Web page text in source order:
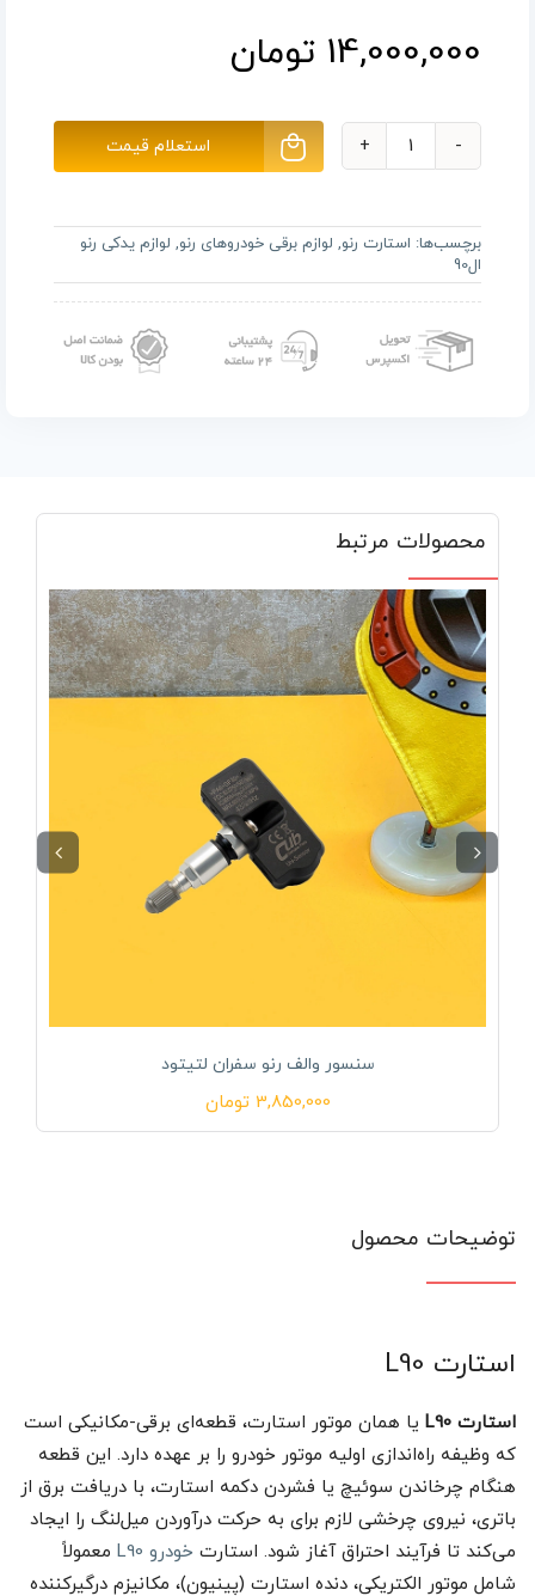
14,000,000 تومان
عدد
استعلام قیمت
برچسب‌ها: استارت رنو, لوازم برقی خودروهای رنو, لوازم یدکی رنو
ال90
محصولات مرتبط
سنسور والف رنو سفران لتیتود
3,850,000 تومان
توضیحات محصول
استارت L90
استارت L90
یا همان موتور استارت، قطعه‌ای برقی-مکانیکی است
که وظیفه راه‌اندازی اولیه موتور خودرو را بر عهده دارد. این قطعه
هنگام چرخاندن سوئیچ یا فشردن دکمه استارت، با دریافت برق از
باتری، نیروی چرخشی لازم برای به حرکت درآوردن میل‌لنگ را ایجاد
می‌کند تا فرآیند احتراق آغاز شود. استارت خودرو L90
معمولاً
شامل موتور الکتریکی، دنده استارت (پینیون)، مکانیزم درگیرکننده